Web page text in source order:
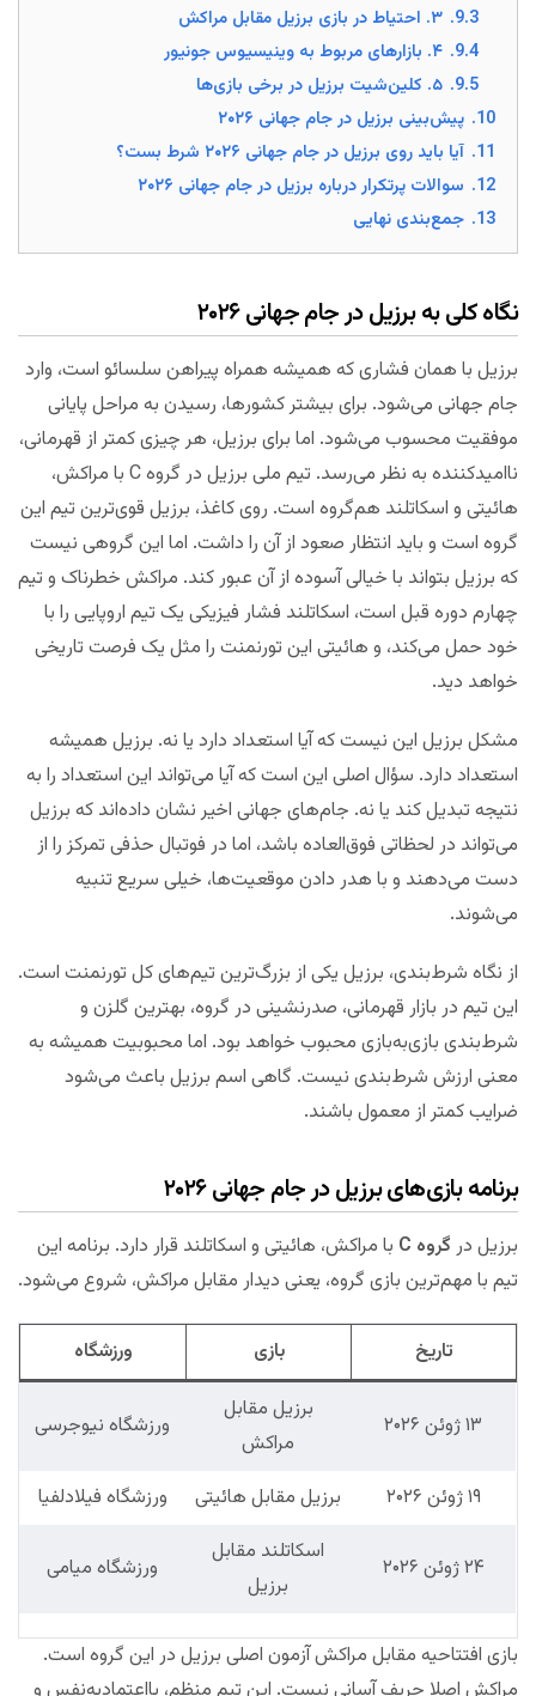
9.3. ۳. احتیاط در بازی برزیل مقابل مراکش
9.4. ۴. بازارهای مربوط به وینیسیوس جونیور
9.5. ۵. کلین‌شیت برزیل در برخی بازی‌ها
10. پیش‌بینی برزیل در جام جهانی ۲۰۲۶
11. آیا باید روی برزیل در جام جهانی ۲۰۲۶ شرط بست؟
12. سوالات پرتکرار درباره برزیل در جام جهانی ۲۰۲۶
13. جمع‌بندی نهایی
نگاه کلی به برزیل در جام جهانی ۲۰۲۶
برزیل با همان فشاری که همیشه همراه پیراهن سلسائو است، وارد
جام جهانی می‌شود. برای بیشتر کشورها، رسیدن به مراحل پایانی
موفقیت محسوب می‌شود. اما برای برزیل، هر چیزی کمتر از قهرمانی،
ناامیدکننده به نظر می‌رسد. تیم ملی برزیل در گروه C با مراکش،
هائیتی و اسکاتلند هم‌گروه است. روی کاغذ، برزیل قوی‌ترین تیم این
گروه است و باید انتظار صعود از آن را داشت. اما این گروهی نیست
که برزیل بتواند با خیالی آسوده از آن عبور کند. مراکش خطرناک و تیم
چهارم دوره قبل است، اسکاتلند فشار فیزیکی یک تیم اروپایی را با
خود حمل می‌کند، و هائیتی این تورنمنت را مثل یک فرصت تاریخی
خواهد دید.
مشکل برزیل این نیست که آیا استعداد دارد یا نه. برزیل همیشه
استعداد دارد. سؤال اصلی این است که آیا می‌تواند این استعداد را به
نتیجه تبدیل کند یا نه. جام‌های جهانی اخیر نشان داده‌اند که برزیل
می‌تواند در لحظاتی فوق‌العاده باشد، اما در فوتبال حذفی تمرکز را از
دست می‌دهند و با هدر دادن موقعیت‌ها، خیلی سریع تنبیه
می‌شوند.
از نگاه شرط‌بندی، برزیل یکی از بزرگ‌ترین تیم‌های کل تورنمنت است.
این تیم در بازار قهرمانی، صدرنشینی در گروه، بهترین گلزن و
شرط‌بندی بازی‌به‌بازی محبوب خواهد بود. اما محبوبیت همیشه به
معنی ارزش شرط‌بندی نیست. گاهی اسم برزیل باعث می‌شود
ضرایب کمتر از معمول باشند.
برنامه بازی‌های برزیل در جام جهانی ۲۰۲۶
برزیل در گروه C
با مراکش، هائیتی و اسکاتلند قرار دارد. برنامه این
تیم با مهم‌ترین بازی گروه، یعنی دیدار مقابل مراکش، شروع می‌شود.
تاریخ بازی ورزشگاه
۱۳ ژوئن ۲۰۲۶
برزیل مقابل
مراکش
ورزشگاه نیوجرسی
۱۹ ژوئن ۲۰۲۶ برزیل مقابل هائیتی ورزشگاه فیلادلفیا
۲۴ ژوئن ۲۰۲۶
اسکاتلند مقابل
برزیل
ورزشگاه میامی
بازی افتتاحیه مقابل مراکش آزمون اصلی برزیل در این گروه است.